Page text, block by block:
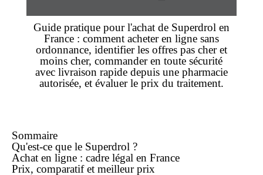
Guide pratique pour l'achatde Superdrol en
France : comment acheteren lignesans
ordonnance, identifier les offres pas cheret
moins cher, commander en toute sécurité
avec livraison rapide depuis une pharmacie
autorisée, et évaluer le prix du traitement.
Sommaire
Qu'est-ce que le Superdrol ?
Achat en ligne : cadre légal en France
Prix, comparatif et meilleur prix